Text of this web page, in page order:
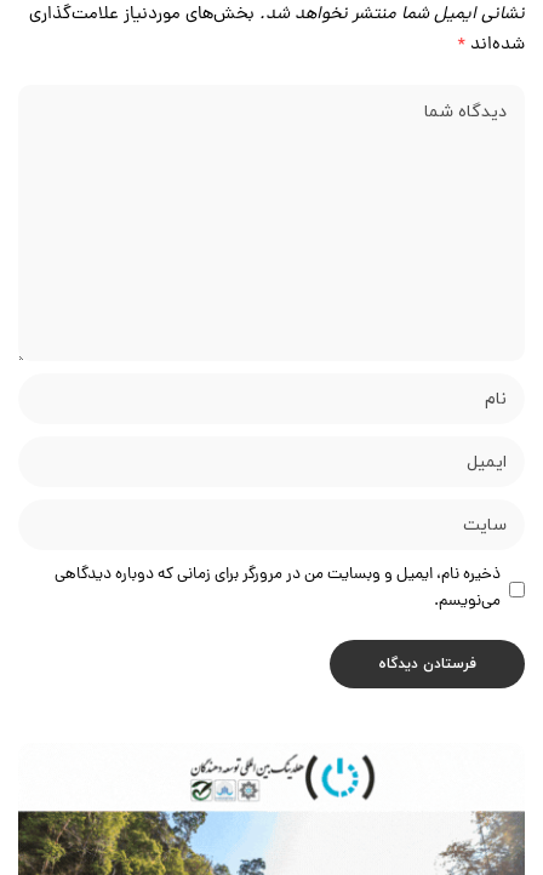
نشانی ایمیل شما منتشر نخواهد شد. بخش‌های موردنیاز علامت‌گذاری
شده‌اند *
ذخیره نام، ایمیل و وبسایت من در مرورگر برای زمانی که دوباره دیدگاهی
می‌نویسم.